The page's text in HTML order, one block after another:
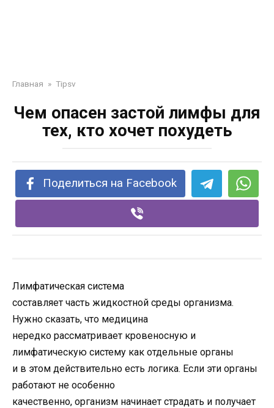
Главная » Tipsv
Чем опасен застой лимфы для
тех, кто хочет похудеть
Поделиться на Facebook
Лимфатическая система
составляет часть жидкостной среды организма.
Нужно сказать, что медицина
нередко рассматривает кровеносную и
лимфатическую систему как отдельные органы
и в этом действительно есть логика. Если эти органы
работают не особенно
качественно, организм начинает страдать и получает